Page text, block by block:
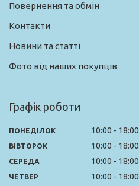
Повернення та обмін
Контакти
Новини та статті
Фото від наших покупців
Графік роботи
ПОНЕДІЛОК 10:00 18:00
ВІВТОРОК 10:00 18:00
СЕРЕДА 10:00 18:00
ЧЕТВЕР 10:00 18:00